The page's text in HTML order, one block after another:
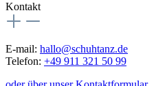
Kontakt
E-mail: hallo@schuhtanz.de
Telefon: +49 911 321 50 99